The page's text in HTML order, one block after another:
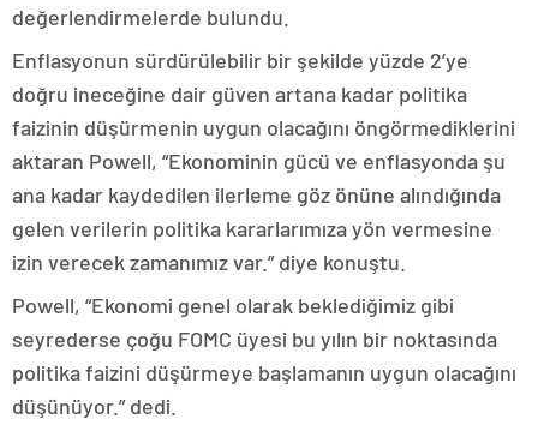
değerlendirmelerde bulundu.
Enflasyonun sürdürülebilir bir şekilde yüzde 2’ye
doğru ineceğine dair güven artana kadar politika
faizinin düşürmenin uygun olacağını öngörmediklerini
aktaran Powell, “Ekonominin gücü ve enflasyonda şu
ana kadar kaydedilen ilerleme göz önüne alındığında
gelen verilerin politika kararlarımıza yön vermesine
izin verecek zamanımız var.” diye konuştu.
Powell, “Ekonomi genel olarak beklediğimiz gibi
seyrederse çoğu FOMC üyesi bu yılın bir noktasında
politika faizini düşürmeye başlamanın uygun olacağını
düşünüyor.” dedi.